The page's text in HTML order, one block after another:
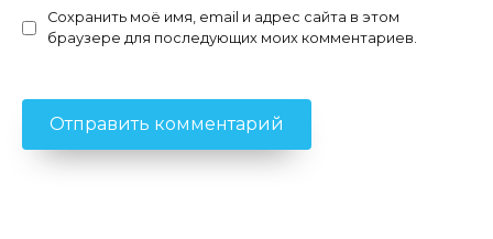
Сохранить моё имя, email и адрес сайта в этом
браузере для последующих моих комментариев.